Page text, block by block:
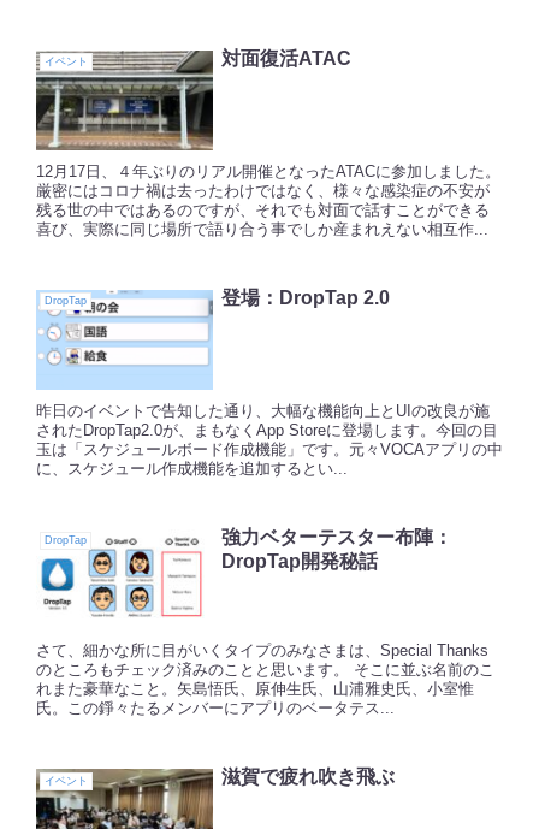
イベント 対面復活ATAC
12月17日、４年ぶりのリアル開催となったATACに参加しました。
厳密にはコロナ禍は去ったわけではなく、様々な感染症の不安が
残る世の中ではあるのですが、それでも対面で話すことができる
喜び、実際に同じ場所で語り合う事でしか産まれえない相互作...
DropTap 登場：DropTap 2.0
昨日のイベントで告知した通り、大幅な機能向上とUIの改良が施
されたDropTap2.0が、まもなくApp Storeに登場します。今回の目
玉は「スケジュールボード作成機能」です。元々VOCAアプリの中
に、スケジュール作成機能を追加するとい...
DropTap
強力ベターテスター布陣：
DropTap開発秘話
さて、細かな所に目がいくタイプのみなさまは、Special Thanks
のところもチェック済みのことと思います。 そこに並ぶ名前のこ
れまた豪華なこと。矢島悟氏、原伸生氏、山浦雅史氏、小室惟
氏。この錚々たるメンバーにアプリのベータテス...
イベント 滋賀で疲れ吹き飛ぶ